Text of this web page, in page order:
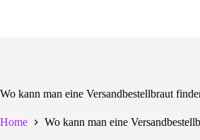
Wo kann man eine Versandbestellbraut
Home Wo kann man eine